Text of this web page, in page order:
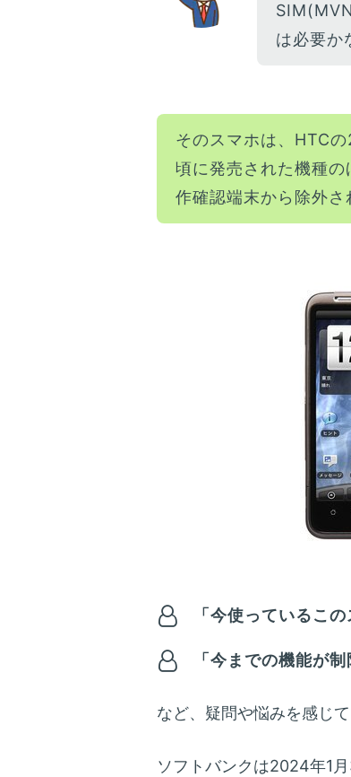
は必要か
そのスマホは、HTC
頃に発売された機種
作確認端末から除外さ
「今使っているこ
「今までの機能が
など、疑問や悩みを感じ
ソフトバンクは2024年1